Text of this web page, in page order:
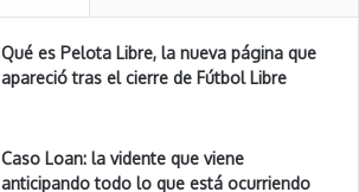
Qué es Pelota Libre, la nueva página que
apareció tras el cierre de Fútbol Libre
Caso Loan: la vidente que viene
anticipando todo lo que está ocurriendo